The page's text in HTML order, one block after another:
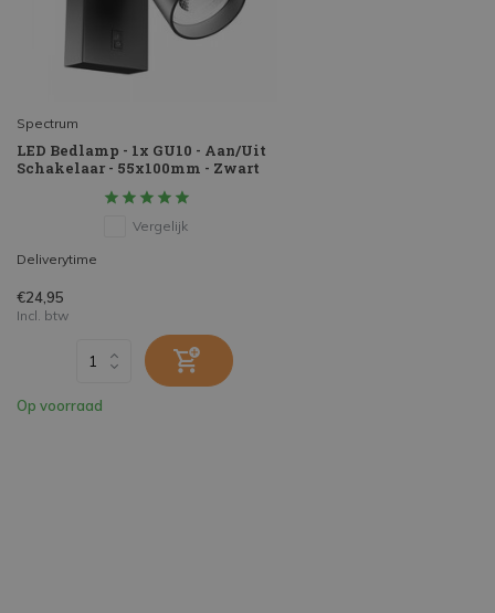
Spectrum
LED Bedlamp - 1x GU10 - Aan/Uit
Schakelaar - 55x100mm - Zwart
Vergelijk
Deliverytime
€24,95
Incl. btw
Op voorraad